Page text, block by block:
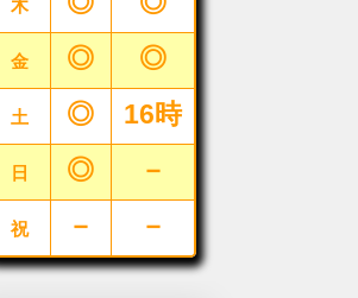
木
金 ◎ ◎
土 ◎ 16時
日 ◎ －
祝 － －